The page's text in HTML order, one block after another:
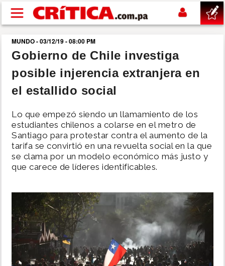
Pasar al contenido principal
buscar
SUCESOS
POLÍTICA
SHOW
MUNDO
INSÓLITAS
MUNDO - 03/12/19 - 08:00 PM
Gobierno de Chile investiga
posible injerencia extranjera en
el estallido social
Lo que empezó siendo un llamamiento de los
estudiantes chilenos a colarse en el metro de
Santiago para protestar contra el aumento de la
tarifa se convirtió en una revuelta social en la que
se clama por un modelo económico más justo y
que carece de líderes identificables.